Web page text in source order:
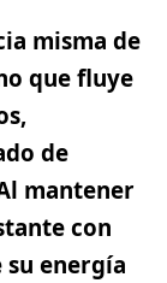
misma de
que fluye
de
mantener
con
energía